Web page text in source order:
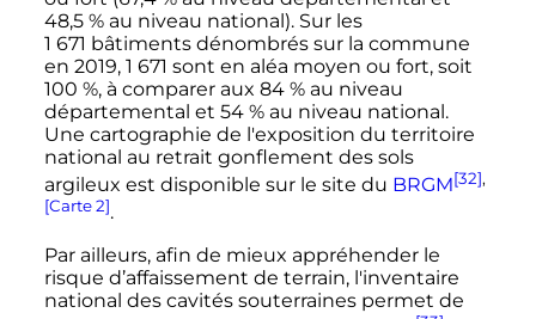
48,5 % au niveau national). Sur les
1 671 bâtimentsdénombrés sur la commune
en 2019, 1 671 sont en aléa moyen ou fort, soit
100 %, à comparer aux 84 % au niveau
départemental et 54 % au niveau national.
Une cartographie de l'exposition du territoire
national au retrait gonflement des sols
argileux est disponible sur le site du BRGM[32],
[Carte 2].
Par ailleurs, afin de mieux appréhender le
risque d’affaissement de terrain, l'inventaire
national des cavités souterraines permet de